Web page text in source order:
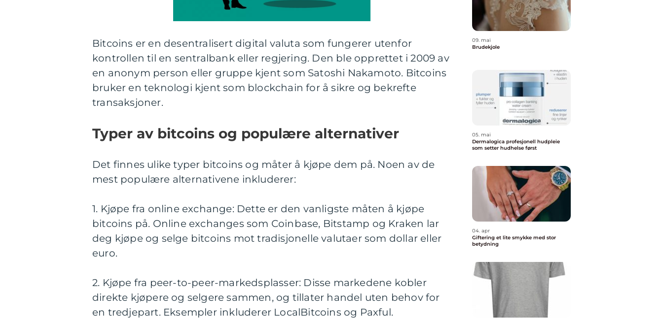
Bitcoins er en desentralisert digital valuta som fungerer utenfor
kontrollen til en sentralbank eller regjering. Den ble opprettet i 2009 av
en anonym person eller gruppe kjent som Satoshi Nakamoto. Bitcoins
bruker en teknologi kjent som blockchain for å sikre og bekrefte
transaksjoner.
Typer av bitcoins og populære alternativer
Det finnes ulike typer bitcoins og måter å kjøpe dem på. Noen av de
mest populære alternativene inkluderer:
1. Kjøpe fra online exchange: Dette er den vanligste måten å kjøpe
bitcoins på. Online exchanges som Coinbase, Bitstamp og Kraken lar
deg kjøpe og selge bitcoins mot tradisjonelle valutaer som dollar eller
euro.
2. Kjøpe fra peer-to-peer-markedsplasser: Disse markedene kobler
direkte kjøpere og selgere sammen, og tillater handel uten behov for
en tredjepart. Eksempler inkluderer LocalBitcoins og Paxful.
09. mai
Brudekjole
05. mai
Dermalogica profesjonell hudpleie
som setter hudhelse først
04. apr
Giftering et lite smykke med stor
betydning